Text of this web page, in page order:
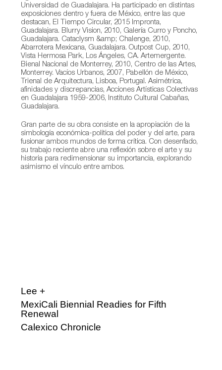
Universidad de Guadalajara. Ha participado en distintas
exposiciones dentro y fuera de México, entre las que
destacan, El Tiempo Circular, 2015 Impronta,
Guadalajara. Blurry Vision, 2010, Galería Curro y Poncho,
Guadalajara. Cataclysm &amp; Chalenge, 2010,
Abarrotera Mexicana, Guadalajara. Outpost Cup, 2010,
Vista Hermosa Park, Los Ángeles, CA. Artemergente.
Bienal Nacional de Monterrey, 2010, Centro de las Artes,
Monterrey. Vacíos Urbanos, 2007, Pabellón de México,
Trienal de Arquitectura, Lisboa, Portugal. Asimétrica,
afinidades y discrepancias, Acciones Artísticas Colectivas
en Guadalajara 1959-2006, Instituto Cultural Cabañas,
Guadalajara.
Gran parte de su obra consiste en la apropiación de la
simbología económica-política del poder y del arte, para
fusionar ambos mundos de forma crítica. Con desenfado,
su trabajo reciente abre una reflexión sobre el arte y su
historia para redimensionar su importancia, explorando
asimismo el vínculo entre ambos.
Lee +
MexiCali Biennial Readies for Fifth
Renewal
Calexico Chronicle